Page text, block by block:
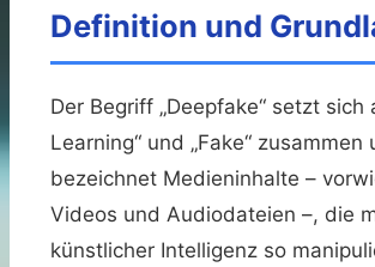
Definition und
Der Begriff „Deepfake“ setzt sich
Learning“ und „Fake“ zusammen
bezeichnet Medieninhalte –
Videos und Audiodateien –, die
künstlicher Intelligenz so